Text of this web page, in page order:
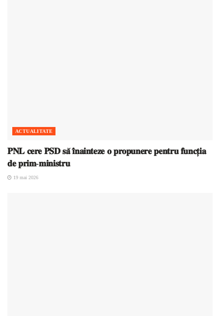
ACTUALITATE
𝐏𝐍𝐋 𝐜𝐞𝐫𝐞 𝐏𝐒𝐃 𝐬𝐚̆ 𝐢̂𝐧𝐚𝐢𝐧𝐭𝐞𝐳𝐞 𝐨 𝐩𝐫𝐨𝐩𝐮𝐧𝐞𝐫𝐞 𝐩𝐞𝐧𝐭𝐫𝐮 𝐟𝐮𝐧𝐜𝐭̦𝐢𝐚
𝐝𝐞 𝐩𝐫𝐢𝐦-𝐦𝐢𝐧𝐢𝐬𝐭𝐫𝐮
19 mai 2026